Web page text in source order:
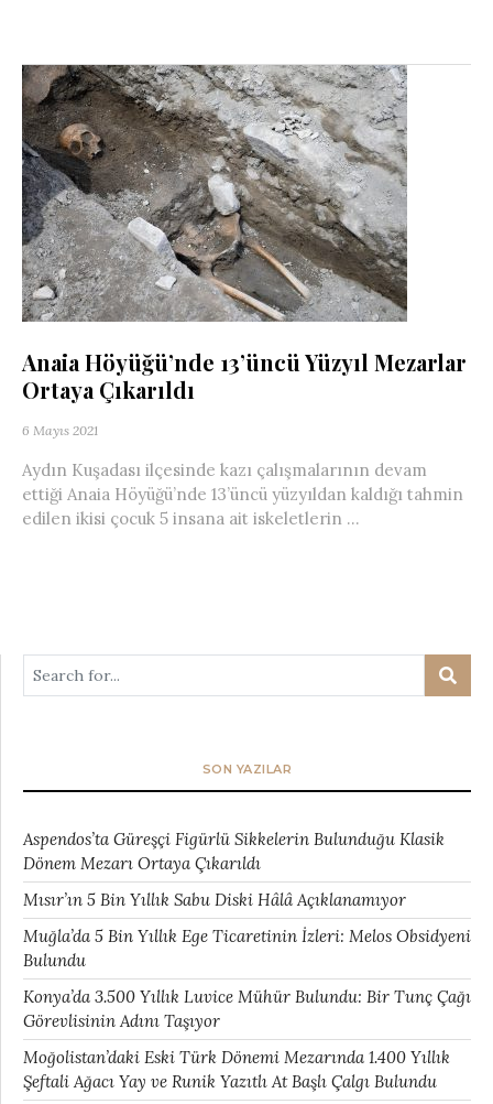
Anaia Höyüğü’nde 13’üncü Yüzyıl Mezarlar
Ortaya Çıkarıldı
6 Mayıs 2021
Aydın Kuşadası ilçesinde kazı çalışmalarının devam
ettiği Anaia Höyüğü’nde 13’üncü yüzyıldan kaldığı tahmin
edilen ikisi çocuk 5 insana ait iskeletlerin ...
SON YAZILAR
Aspendos’ta Güreşçi Figürlü Sikkelerin Bulunduğu Klasik
Dönem Mezarı Ortaya Çıkarıldı
Mısır’ın 5 Bin Yıllık Sabu Diski Hâlâ Açıklanamıyor
Muğla’da 5 Bin Yıllık Ege Ticaretinin İzleri: Melos Obsidyeni
Bulundu
Konya’da 3.500 Yıllık Luvice Mühür Bulundu: Bir Tunç Çağı
Görevlisinin Adını Taşıyor
Moğolistan’daki Eski Türk Dönemi Mezarında 1.400 Yıllık
Şeftali Ağacı Yay ve Runik Yazıtlı At Başlı Çalgı Bulundu